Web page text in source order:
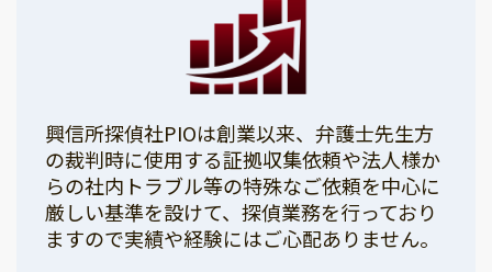
興信所探偵社PIOは創業以来、弁護士先生方
の裁判時に使用する証拠収集依頼や法人様か
らの社内トラブル等の特殊なご依頼を中心に
厳しい基準を設けて、探偵業務を行っており
ますので実績や経験にはご心配ありません。